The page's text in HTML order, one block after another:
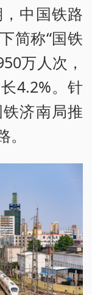
中国铁路
简称“国铁
万人次，
4.2%。针
济南局推